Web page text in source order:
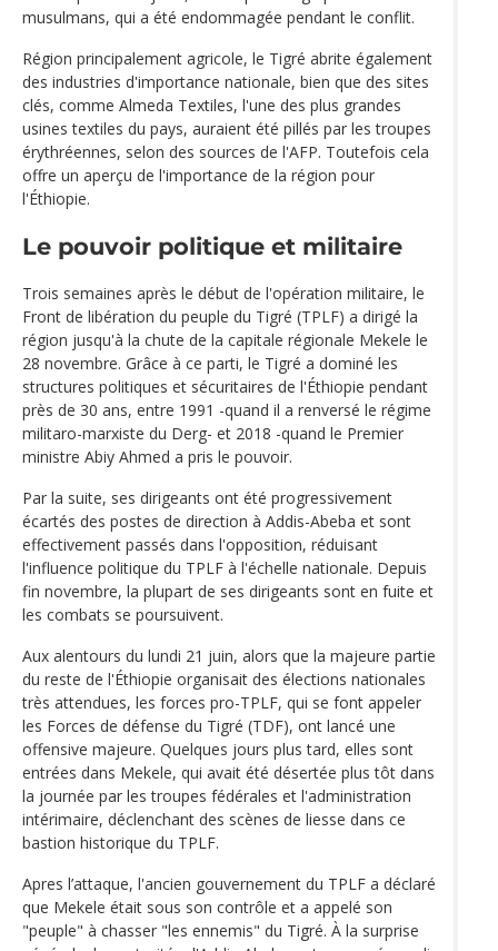
musulmans, qui a été endommagée pendant le conflit.
Région principalement agricole, le Tigré abrite également
des industries d'importance nationale, bien que des sites
clés, comme Almeda Textiles, l'une des plus grandes
usines textiles du pays, auraient été pillés par les troupes
érythréennes, selon des sources de l'AFP. Toutefois cela
offre un aperçu de l'importance de la région pour
l'Éthiopie.
Le pouvoir politique et militaire
Trois semaines après le début de l'opération militaire, le
Front de libération du peuple du Tigré (TPLF) a dirigé la
région jusqu'à la chute de la capitale régionale Mekele le
28 novembre. Grâce à ce parti, le Tigré a dominé les
structures politiques et sécuritaires de l'Éthiopie pendant
près de 30 ans, entre 1991 -quand il a renversé le régime
militaro-marxiste du Derg- et 2018 -quand le Premier
ministre Abiy Ahmed a pris le pouvoir.
Par la suite, ses dirigeants ont été progressivement
écartés des postes de direction à Addis-Abeba et sont
effectivement passés dans l'opposition, réduisant
l'influence politique du TPLF à l'échelle nationale. Depuis
fin novembre, la plupart de ses dirigeants sont en fuite et
les combats se poursuivent.
Aux alentours du lundi 21 juin, alors que la majeure partie
du reste de l'Éthiopie organisait des élections nationales
très attendues, les forces pro-TPLF, qui se font appeler
les Forces de défense du Tigré (TDF), ont lancé une
offensive majeure. Quelques jours plus tard, elles sont
entrées dans Mekele, qui avait été désertée plus tôt dans
la journée par les troupes fédérales et l'administration
intérimaire, déclenchant des scènes de liesse dans ce
bastion historique du TPLF.
Apres l’attaque, l'ancien gouvernement du TPLF a déclaré
que Mekele était sous son contrôle et a appelé son
"peuple" à chasser "les ennemis" du Tigré. À la surprise